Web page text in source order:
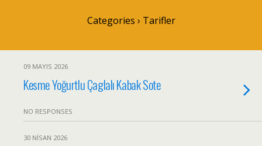
Categories › Tarifler
09 MAYIS 2026
Kesme Yoğurtlu Çaglalı Kabak Sote
NO RESPONSES
30 NISAN 2026